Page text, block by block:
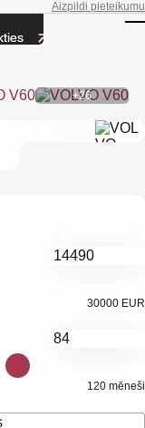
Aizpildi pieteikumu
+26
30000 EUR
120 mēneši